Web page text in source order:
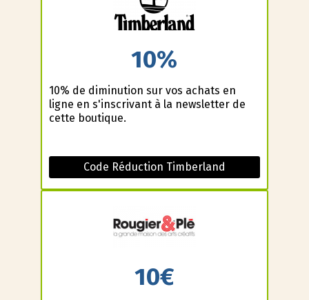
10%
10% de diminution sur vos achats en
ligne en s'inscrivant à la newsletter de
cette boutique.
Code Réduction Timberland
10€